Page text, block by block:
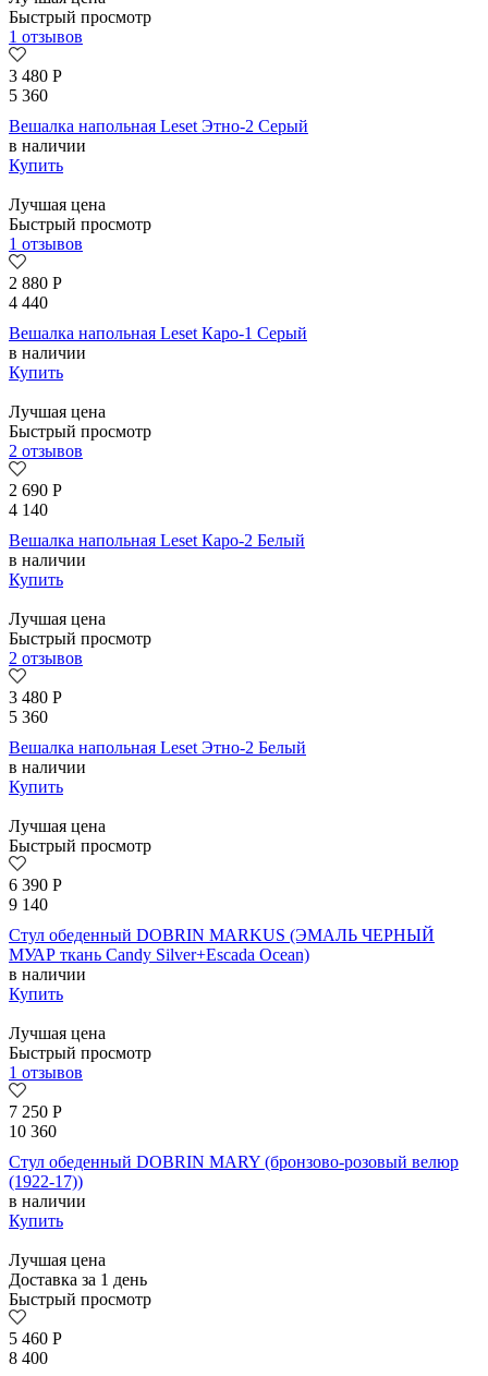
Быстрый просмотр
1 отзывов
3 480 Р
5 360
Вешалка напольная Leset Этно-2 Серый
в наличии
Купить
Лучшая цена
Быстрый просмотр
1 отзывов
2 880 Р
4 440
Вешалка напольная Leset Каро-1 Серый
в наличии
Купить
Лучшая цена
Быстрый просмотр
2 отзывов
2 690 Р
4 140
Вешалка напольная Leset Каро-2 Белый
в наличии
Купить
Лучшая цена
Быстрый просмотр
2 отзывов
3 480 Р
5 360
Вешалка напольная Leset Этно-2 Белый
в наличии
Купить
Лучшая цена
Быстрый просмотр
6 390 Р
9 140
Стул обеденный DOBRIN MARKUS (ЭМАЛЬ ЧЕРНЫЙ
МУАР ткань Candy Silver+Escada Ocean)
в наличии
Купить
Лучшая цена
Быстрый просмотр
1 отзывов
7 250 Р
10 360
Стул обеденный DOBRIN MARY (бронзово-розовый велюр
(1922-17))
в наличии
Купить
Лучшая цена
Доставка за 1 день
Быстрый просмотр
5 460 Р
8 400